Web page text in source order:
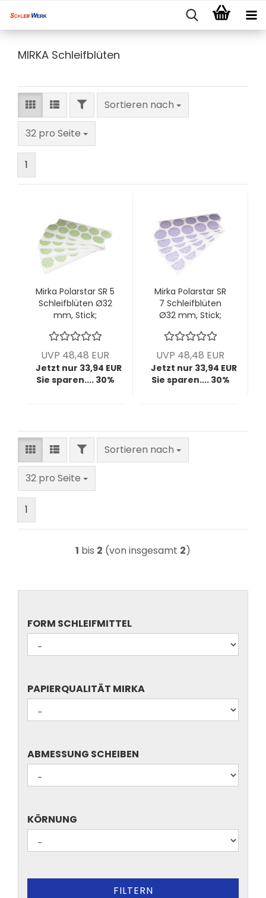
MIRKA Schleifblüten
FILTERSortieren nach
Sortieren nach
32 pro Seite
pro Seite
1
Mirka Polarstar SR 5
Schleifblüten Ø32
mm, Stick;
VPE: 100 Stck/Pck
UVP 48,48 EUR
Jetzt nur 33,94 EUR
Sie sparen.... 30%
Mirka Polarstar SR
7 Schleifblüten
Ø32 mm, Stick;
VPE: 100 Stck/Pck
UVP 48,48 EUR
Jetzt nur 33,94 EUR
Sie sparen.... 30%
FILTERSortieren nach
Sortieren nach
32 pro Seite
pro Seite
1
1 bis 2 (von insgesamt 2)
FORM
SCHLEIFMITTEL
FORM SCHLEIFMITTEL
PAPIERQUALITÄT
MIRKA
PAPIERQUALITÄT MIRKA
ABMESSUNG
SCHEIBEN
ABMESSUNG SCHEIBEN
KÖRNUNG
KÖRNUNG
FILTERN